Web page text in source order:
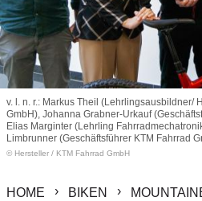
v. l. n. r.: Markus Theil (Lehrlingsausbildner/
GmbH), Johanna Grabner-Urkauf
Elias Marginter (Lehrling
Limbrunner (Geschäftsführer KTM Fahrrad
© Hersteller / KTM Fahrrad GmbH
HOME BIKEN